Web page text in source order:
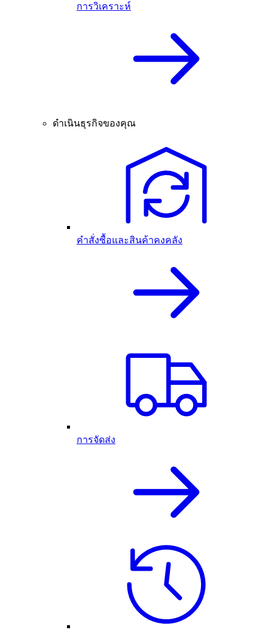
การวิเคราะห์
ดำเนินธุรกิจของคุณ
คำสั่งซื้อและสินค้าคงคลัง
การจัดส่ง